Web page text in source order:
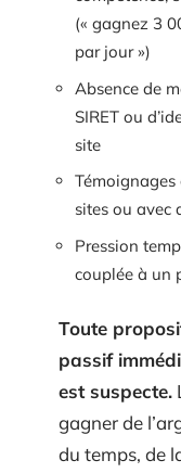
(« gagnez 3
par jour »)
Absence de
SIRET ou
site
sites ou avec
Pression
couplée à un
Toute
passif
est suspecte.
gagner de
du temps, de